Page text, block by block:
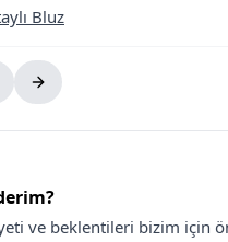
Bluz
ve beklentileri bizim için